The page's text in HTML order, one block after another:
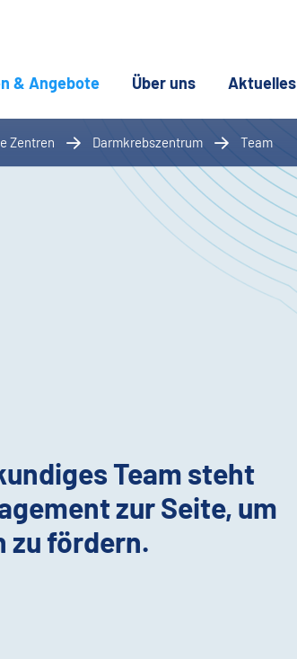
& Angebote (aktuelle Seite)
Über uns Aktuelles
Zentren Darmkrebszentrum Team
Team steht
zur Seite, um
zu fördern.